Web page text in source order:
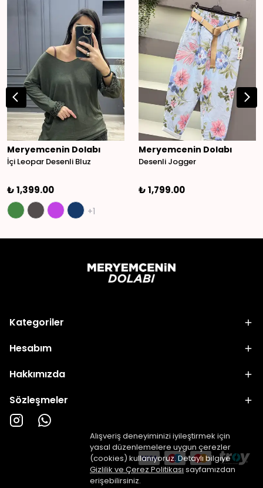
Alışveriş deneyiminizi iyileştirmek için
yasal düzenlemelere uygun çerezler
(cookies) kullanıyoruz. Detaylı bilgiye
Gizlilik ve Çerez Politikası sayfamızdan
erişebilirsiniz.
Meryemcenin Dolabı
İçi Leopar Desenli Bluz
₺ 1,399.00
+1
Meryemcenin Dolabı
Desenli Jogger
₺ 1,799.00
Kategoriler
Hesabım
Hakkımızda
Sözleşmeler